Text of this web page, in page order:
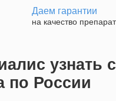
Даем гарантии
на качество
узнать
по России